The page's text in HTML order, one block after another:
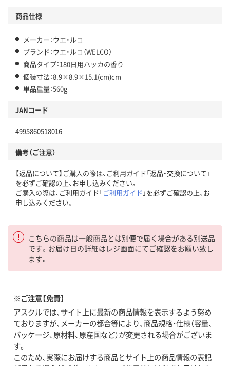
商品仕様
メーカー：ウエ・ルコ
ブランド：ウエ・ルコ（WELCO）
商品タイプ：180日用ハッカの香り
個装寸法：8.9×8.9×15.1(cm)cm
単品重量：560g
JANコード
4995860518016
備考（ご注意）
【返品について】ご購入の際は、ご利用ガイド「返品・交換について」
を必ずご確認の上、お申し込みください。
ご購入の際は、ご利用ガイド「ご利用ガイド 」を必ずご確認の上、お
申し込みください。
こちらの商品は一般商品とは別便で届く場合がある別送品
です。お届け日の詳細はレジ画面にてご確認をお願い致し
ます。
※ご注意【免責】
アスクルでは、サイト上に最新の商品情報を表示するよう努め
ておりますが、メーカーの都合等により、商品規格・仕様（容量、
パッケージ、原材料、原産国など）が変更される場合がございま
す。
このため、実際にお届けする商品とサイト上の商品情報の表記